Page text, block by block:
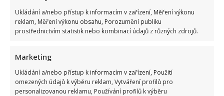
Ukládání a/nebo přístup k informacím v zařízení, Měření výkonu
reklam, Měření výkonu obsahu, Porozumění publiku
prostřednictvím statistik nebo kombinací údajů z různých zdrojů.
Marketing
Ukládání a/nebo přístup k informacím v zařízení, Použití
omezených údajů k výběru reklam, Vytváření profilů pro
personalizovanou reklamu, Používání profilů k výběru